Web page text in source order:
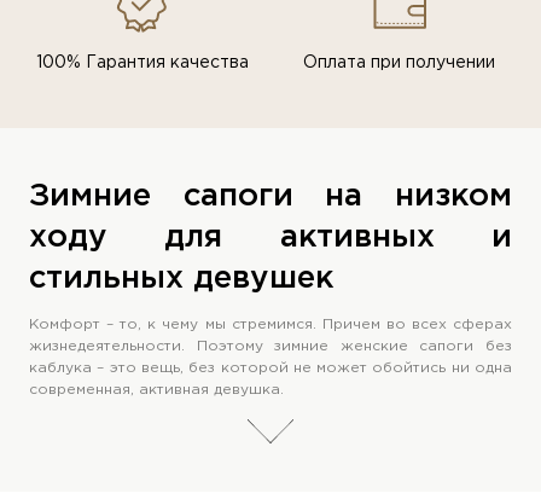
100% Гарантия качества Оплата при получении
Зимние сапоги на низком
ходу для активных и
стильных девушек
Комфорт – то, к чему мы стремимся. Причем во всех сферах
жизнедеятельности. Поэтому зимние женские сапоги без
каблука – это вещь, без которой не может обойтись ни одна
современная, активная девушка.